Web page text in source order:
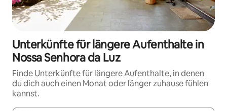
Unterkünfte für längere Aufenthalte in
Nossa Senhora da Luz
Finde Unterkünfte für längere Aufenthalte, in denen
du dich auch einen Monat oder länger zuhause fühlen
kannst.